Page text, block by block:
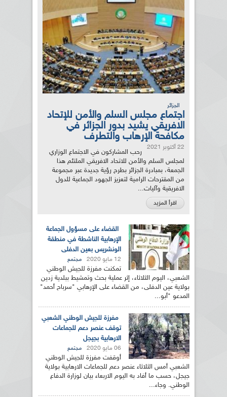
الجزائر
اجتماع مجلس السلم والأمن للإتحاد
الافريقي يشيد بدور الجزائر في
مكافحة الإرهاب والتطرف
22 أكتوبر 2021
رحب المشاركون في الاجتماع الوزاري
لمجلس السلم والأمن للاتحاد الافريقي الملتئم هذا
الجمعة، بمبادرة الجزائر بطرح رؤية جديدة عبر مجموعة
من المقترحات الرامية لتعزيز الجهود الجماعية للدول
الافريقية وآليات...
اقرأ المزيد
القضاء على مسؤول الجماعة
الإرهابية الناشطة في منطقة
الونشريس بعين الدفلى
12 مايو 2020 مجتمع
تمكنت مفرزة للجيش الوطني
الشعبي، اليوم الثلاثاء، إثر عملية بحث وتمشيط ببلدية زدين
بولاية عين الدفلى، من القضاء على الإرهابي "سرباح أحمد"
المدعو "أبو...
مفرزة للجيش الوطني الشعبي
توقف عنصر دعم للجماعات
الارهابية بجيجل
06 مايو 2020 مجتمع
أوقفت مفرزة للجيش الوطني
الشعبي أمس الثلاثاء عنصر دعم للجماعات الارهابية بولاية
جيجل، حسب ما أفاد به اليوم الاربعاء بيان لوزارة الدفاع
الوطني. وجاء...